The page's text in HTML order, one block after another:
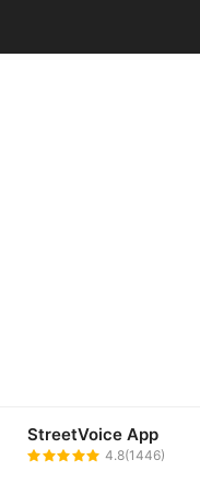
StreetVoice App
4.8(1446)